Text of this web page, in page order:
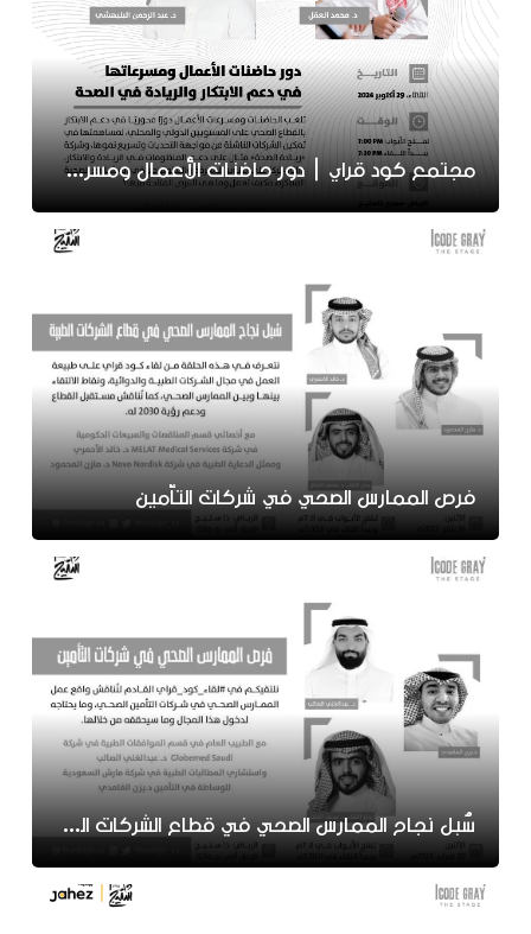
مجتمع كود قراي | دور حاضنات الأعمال ومسرعاتها في دعم الابتكار والريادة في الصحة
فرص الممارس الصحي في شركات التأمين
سُبل نجاح الممارس الصحي في قطاع الشركات الطبية